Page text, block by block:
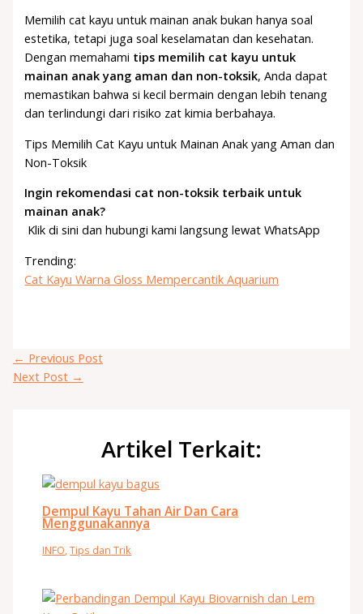
Memilih cat kayu untuk mainan anak bukan hanya soal
estetika, tetapi juga soal keselamatan dan kesehatan.
Dengan memahami tips memilih cat kayu untuk
mainan anak yang aman dan non-toksik, Anda dapat
memastikan bahwa si kecil bermain dengan lebih tenang
dan terlindungi dari risiko zat kimia berbahaya.
Tips Memilih Cat Kayu untuk Mainan Anak yang Aman dan
Non-Toksik
Ingin rekomendasi cat non-toksik terbaik untuk
mainan anak?
Klik di sini dan hubungi kami langsung lewat WhatsApp
Trending:
Cat Kayu Warna Gloss Mempercantik Aquarium
← Previous Post
Next Post →
Artikel Terkait:
Dempul Kayu Tahan Air Dan Cara
Menggunakannya
INFO,Tips dan Trik